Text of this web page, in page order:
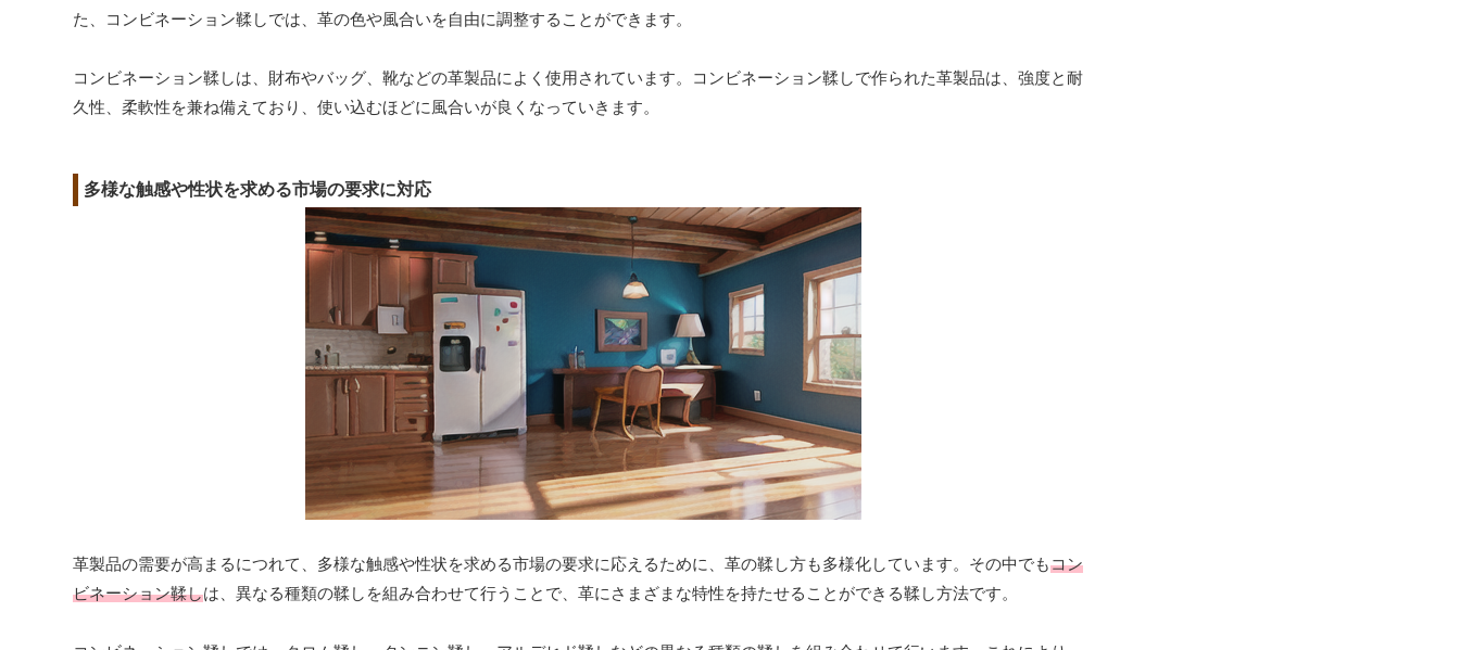
た、コンビネーション鞣しでは、革の色や風合いを自由に調整することができます。
コンビネーション鞣しは、財布やバッグ、靴などの革製品によく使用されています。コンビネーション鞣しで作られた革製品は、強度と耐
久性、柔軟性を兼ね備えており、使い込むほどに風合いが良くなっていきます。
多様な触感や性状を求める市場の要求に対応
革製品の需要が高まるにつれて、多様な触感や性状を求める市場の要求に応えるために、革の鞣し方も多様化しています。その中でもコン
ビネーション鞣しは、異なる種類の鞣しを組み合わせて行うことで、革にさまざまな特性を持たせることができる鞣し方法です。